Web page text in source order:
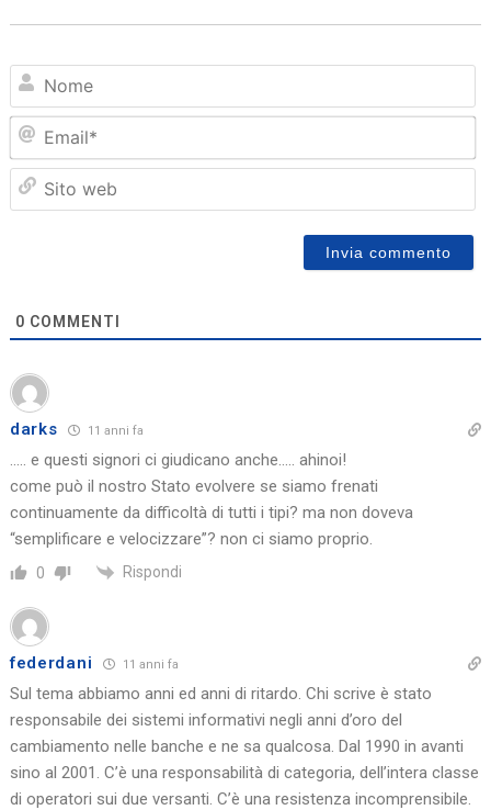
0 COMMENTI
darks 11 anni fa
….. e questi signori ci giudicano anche….. ahinoi!
come può il nostro Stato evolvere se siamo frenati
continuamente da difficoltà di tutti i tipi? ma non doveva
“semplificare e velocizzare”? non ci siamo proprio.
0 Rispondi
federdani 11 anni fa
Sul tema abbiamo anni ed anni di ritardo. Chi scrive è stato
responsabile dei sistemi informativi negli anni d’oro del
cambiamento nelle banche e ne sa qualcosa. Dal 1990 in avanti
sino al 2001. C’è una responsabilità di categoria, dell’intera classe
di operatori sui due versanti. C’è una resistenza incomprensibile.